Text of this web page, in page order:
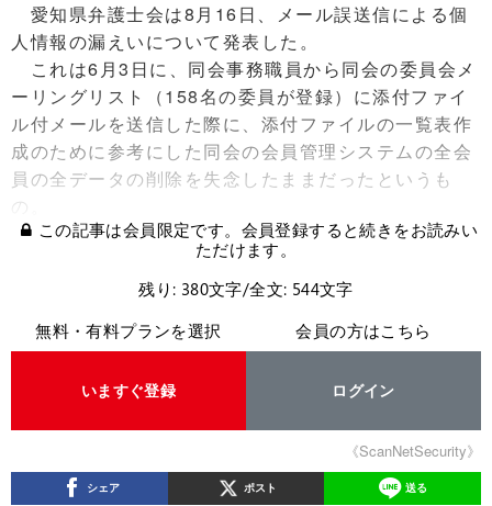
愛知県弁護士会は8月16日、メール誤送信による個
人情報の漏えいについて発表した。
これは6月3日に、同会事務職員から同会の委員会メ
ーリングリスト（158名の委員が登録）に添付ファイ
ル付メールを送信した際に、添付ファイルの一覧表作
成のために参考にした同会の会員管理システムの全会
員の全データの削除を失念したままだったというも
の。
この記事は会員限定です。会員登録すると続きをお読みい
ただけます。
残り: 380文字/全文: 544文字
無料・有料プランを選択
いますぐ登録
会員の方はこちら
ログイン
《ScanNetSecurity》
シェア ポスト 送る